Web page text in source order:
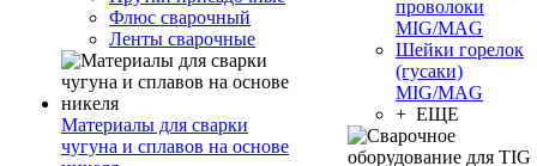
Флюс сварочный
Ленты сварочные
Материалы для сварки
чугуна и сплавов на основе
проволоки
MIG/MAG
Шейки горелок
(гусаки)
MIG/MAG
+ ЕЩЕ